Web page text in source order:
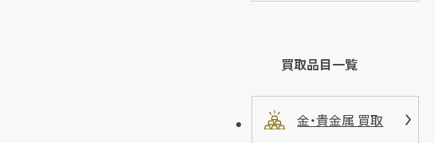
買取品目一覧
金・貴金属 買取